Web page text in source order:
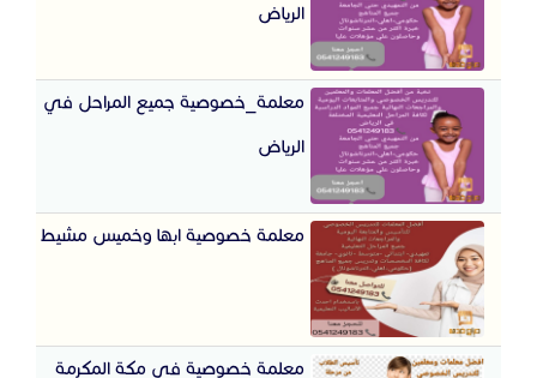
الرياض
معلمة_خصوصية جميع المراحل في
الرياض
معلمة خصوصية ابها وخميس مشيط
معلمة خصوصية في مكة المكرمة